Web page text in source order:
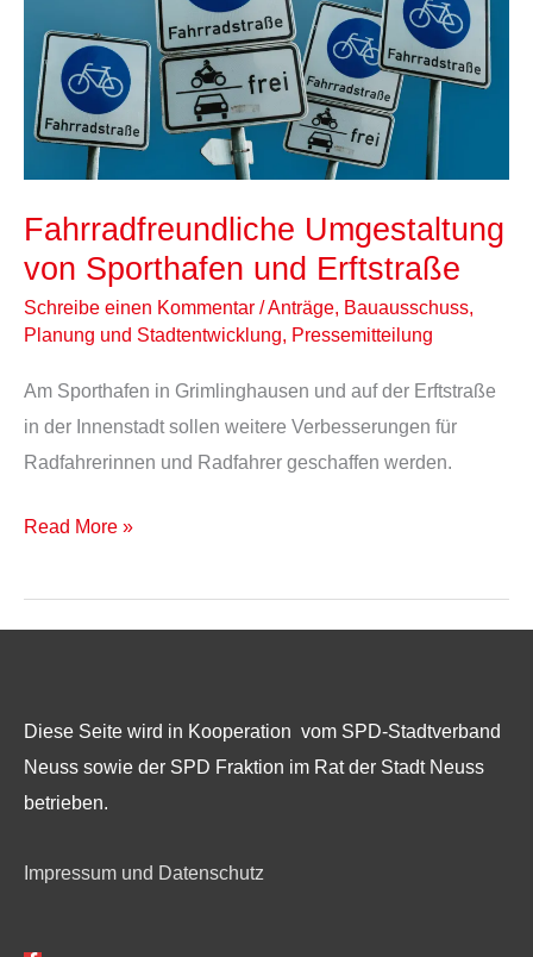
Fahrradfreundliche Umgestaltung
von Sporthafen und Erftstraße
Schreibe einen Kommentar /Anträge, Bauausschuss,
Planung und Stadtentwicklung, Pressemitteilung
Am Sporthafen in Grimlinghausen und auf der Erftstraße
in der Innenstadt sollen weitere Verbesserungen für
Radfahrerinnen und Radfahrer geschaffen werden.
Sporthafen
und
Erftstraße
Read More »
Diese Seite wird in Kooperation vom SPD-Stadtverband
Neuss sowie der SPD Fraktion im Rat der Stadt Neuss
betrieben.
Impressum und Datenschutz